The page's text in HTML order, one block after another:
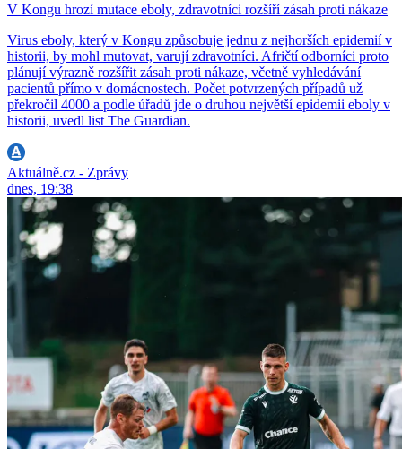
V Kongu hrozí mutace eboly, zdravotníci rozšíří zásah proti nákaze
Virus eboly, který v Kongu způsobuje jednu z nejhorších epidemií v
historii, by mohl mutovat, varují zdravotníci. Afričtí odborníci proto
plánují výrazně rozšířit zásah proti nákaze, včetně vyhledávání
pacientů přímo v domácnostech. Počet potvrzených případů už
překročil 4000 a podle úřadů jde o druhou největší epidemii eboly v
historii, uvedl list The Guardian.
Aktuálně.cz - Zprávy
dnes, 19:38